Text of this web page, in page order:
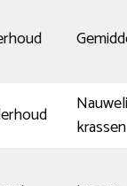
krassen